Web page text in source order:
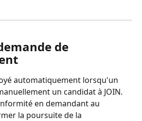
de
automatiquement lorsqu'un
un candidat à JOIN.
en demandant au
la poursuite de la